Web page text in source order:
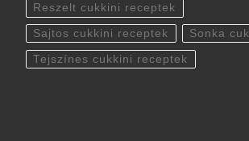
Reszelt cukkini receptek
Sajtos cukkini receptek Sonka
Tejszínes cukkini receptek